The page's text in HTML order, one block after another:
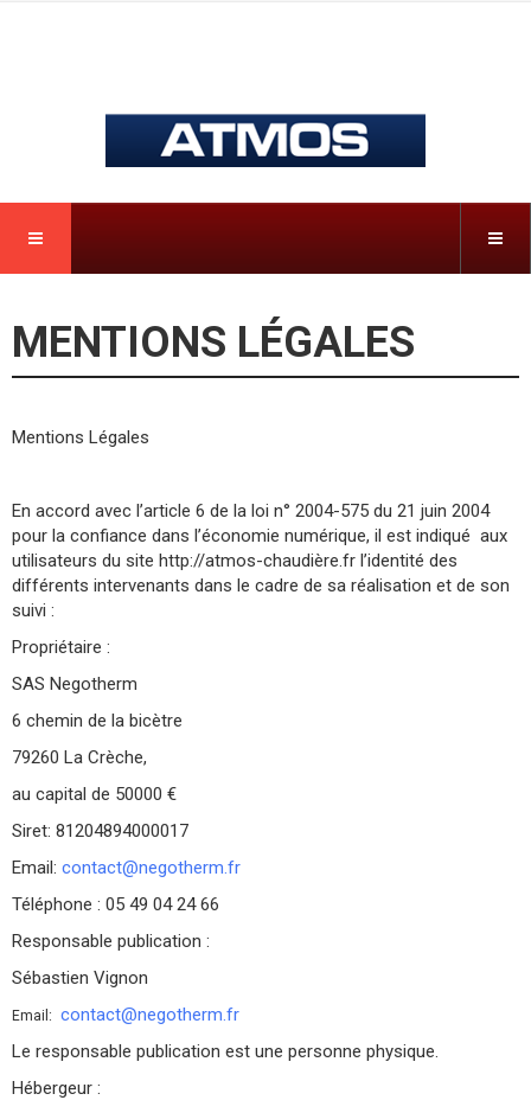
MENTIONS LÉGALES
Mentions Légales
En accord avec l’article 6 de la loi n° 2004-575 du 21 juin 2004
pour la confiance dans l’économie numérique, il est indiqué aux
utilisateurs du site http://atmos-chaudière.fr l’identité des
différents intervenants dans le cadre de sa réalisation et de son
suivi :
Propriétaire :
SAS Negotherm
6 chemin de la bicètre
79260 La Crèche,
au capital de 50000 €
Siret: 81204894000017
Email: contact@negotherm.fr
Téléphone : 05 49 04 24 66
Responsable publication :
Sébastien Vignon
Email: contact@negotherm.fr
Le responsable publication est une personne physique.
Hébergeur :